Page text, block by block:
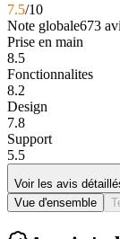
7.5/10
Note globale673
Prise en main
8.5
Fonctionnalites
8.2
Design
7.8
Support
5.5
Voir les avis
Vue d'ensemble